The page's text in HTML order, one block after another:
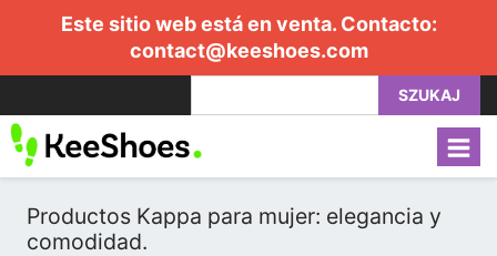
Este sitio web está en venta. Contacto:
contact@keeshoes.com
SZUKAJ
Productos Kappa para mujer: elegancia y
comodidad.